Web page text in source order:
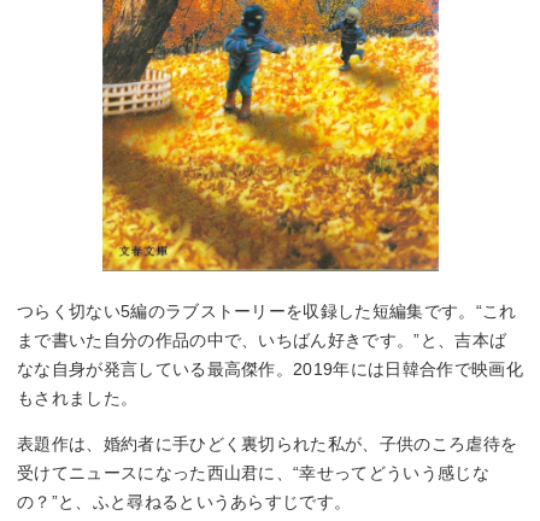
つらく切ない5編のラブストーリーを収録した短編集です。“これ
まで書いた自分の作品の中で、いちばん好きです。”と、吉本ば
なな自身が発言している最高傑作。2019年には日韓合作で映画化
もされました。
表題作は、婚約者に手ひどく裏切られた私が、子供のころ虐待を
受けてニュースになった西山君に、“幸せってどういう感じな
の？”と、ふと尋ねるというあらすじです。